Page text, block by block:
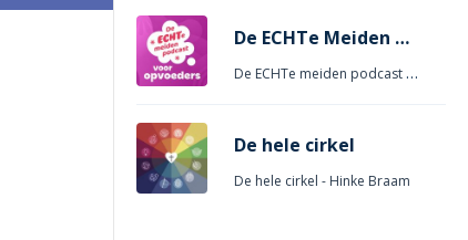
De ECHTe Meiden Podcast – Voor Opvoeders
De ECHTe meiden podcast voor Opvoeders
De hele cirkel
De hele cirkel - Hinke Braam